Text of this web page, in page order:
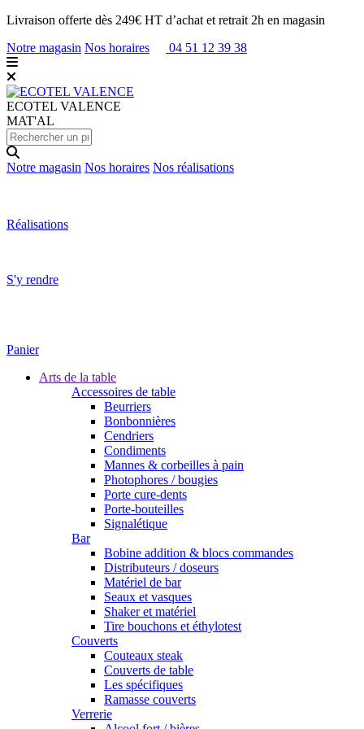
Livraison offerte dès 249€ HT d’achat et retrait 2h en magasin
Notre magasin Nos horaires 04 51 12 39 38
ECOTEL VALENCE
MAT'AL
Notre magasin Nos horaires Nos réalisations
Réalisations
S'y rendre
Panier
Arts de la table
Accessoires de table
Beurriers
Bonbonnières
Cendriers
Condiments
Mannes & corbeilles à pain
Photophores / bougies
Porte cure-dents
Porte-bouteilles
Signalétique
Bar
Bobine addition & blocs commandes
Distributeurs / doseurs
Matériel de bar
Seaux et vasques
Shaker et matériel
Tire bouchons et éthylotest
Couverts
Couteaux steak
Couverts de table
Les spécifiques
Ramasse couverts
Verrerie